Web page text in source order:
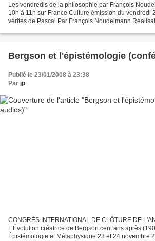
Les vendredis de la philosophie par François
10h à 11h sur France Culture émission du vendredi
vérités de Pascal Par François Noudelmann
Bergson et l'épistémologie
Publié le 23/01/2008 à 23:38
Par jp
CONGRÈS INTERNATIONAL DE CLÔTURE DE
L’Évolution créatrice de Bergson cent ans après
Épistémologie et Métaphysique 23 et 24 novembre